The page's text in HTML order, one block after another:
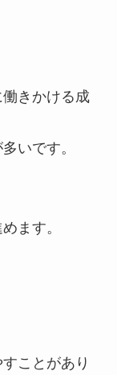
きかける成
いです。
ます。
ことがあり